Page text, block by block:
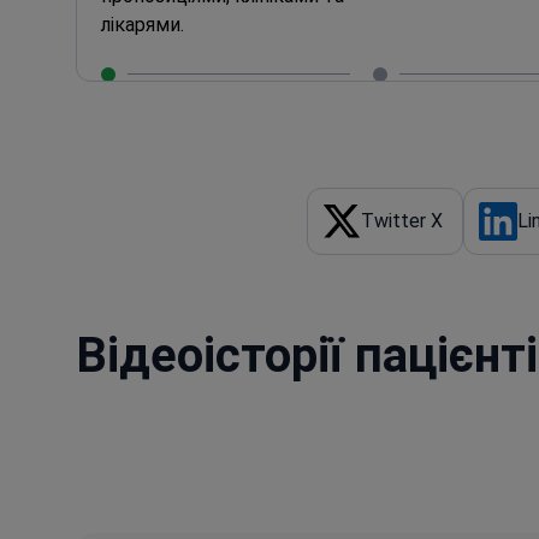
лікарями.
Twitter X
Відеоісторії